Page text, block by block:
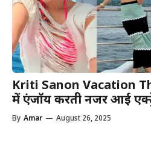
Kriti Sanon Vacation
में एंजॉय करती नजर आई
By Amar — August 26, 2025